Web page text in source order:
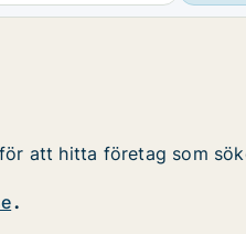
att hitta företag som
.